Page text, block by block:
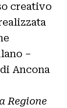
creativo
–
Ancona
Regione